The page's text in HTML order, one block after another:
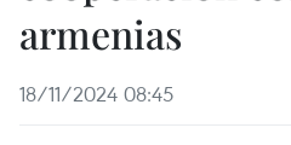
armenias
18/11/2024 08:45